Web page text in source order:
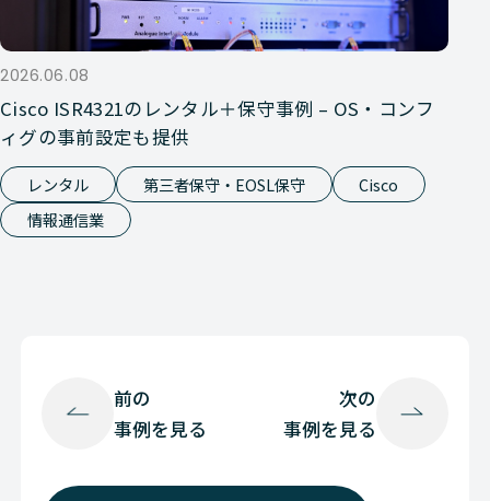
2026.06.08
Cisco ISR4321のレンタル＋保守事例 – OS・コンフ
ィグの事前設定も提供
レンタル 第三者保守・EOSL保守
Cisco
情報通信業
前の
事例を見る
次の
事例を見る